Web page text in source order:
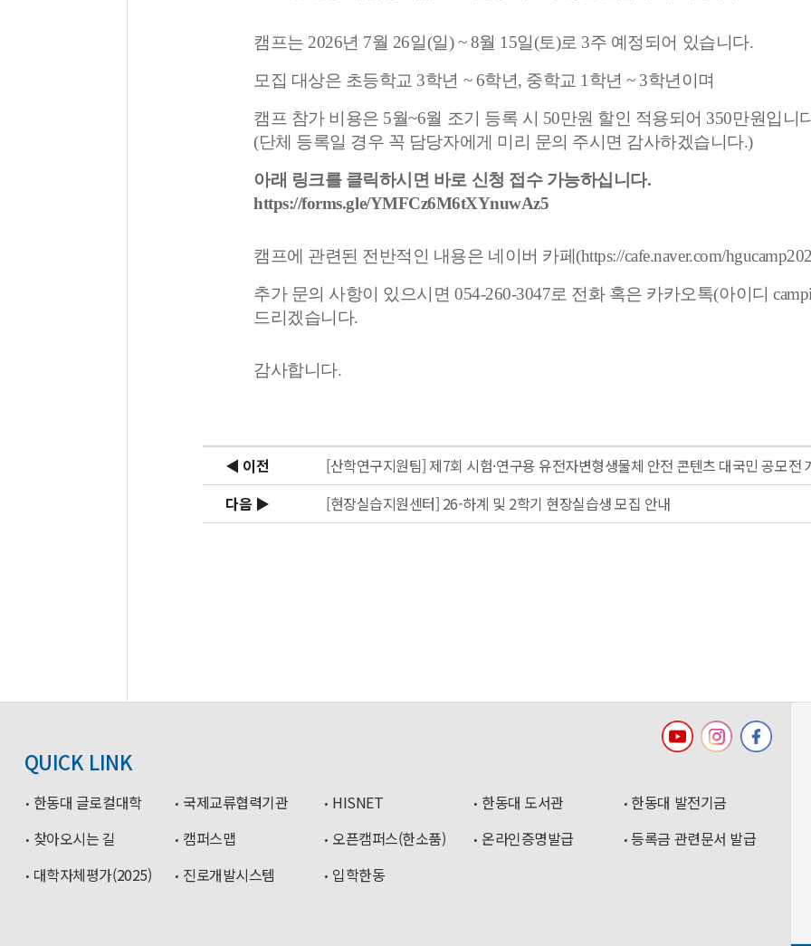
캠프는 2026년 7월 26일(일) ~ 8월 15일(토)로 3주 예정되어 있습니다.
모집 대상은 초등학교 3학년 ~ 6학년, 중학교 1학년 ~ 3학년이며
캠프 참가 비용은 5월~6월 조기 등록 시 50만원 할인 적용되어 350만원입니
(단체 등록일 경우 꼭 담당자에게 미리 문의 주시면 감사하겠습니다.)
아래 링크를 클릭하시면 바로 신청 접수 가능하십니다.
https://forms.gle/YMFCz6M6tXYnuwAz5
캠프에 관련된 전반적인 내용은 네이버 카페(https://cafe.naver.com/
추가 문의 사항이 있으시면 054-260-3047로 전화 혹은 카카오톡(아이디
드리겠습니다.
감사합니다.
◀ 이전
[산학연구지원팀] 제7회 시험·연구용 유전자변형생물체 안전 콘텐츠 대국민 공모전
다음 ▶
[현장실습지원센터] 26-하계 및 2학기 현장실습생 모집 안내
QUICK LINK
한동대 글로컬대학 국제교류협력기관 HISNET 한동대 도서관
한동대 발전기금
찾아오시는 길
캠퍼스맵 오픈캠퍼스(한소품) 온라인증명발급
등록금 관련문서 발급
대학자체평가(2025)
진로개발시스템 입학한동